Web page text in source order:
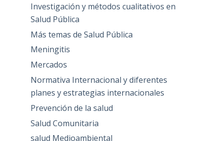
Investigación y métodos cualitativos en
Salud Pública
Más temas de Salud Pública
Meningitis
Mercados
Normativa Internacional y diferentes
planes y estrategias internacionales
Prevención de la salud
Salud Comunitaria
salud Medioambiental